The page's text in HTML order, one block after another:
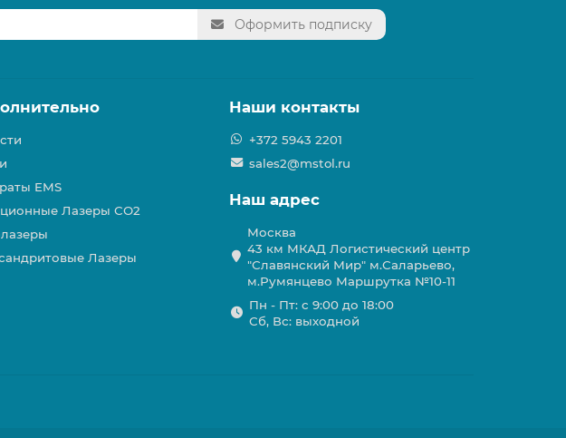
Оформить подписку
EMS
Лазеры СО2
Лазеры
Наши контакты
+372 5943 2201
sales2@mstol.ru
Наш адрес
Москва
43 км МКАД Логистичеcкий центр
"Славянский Мир" м.Саларьево,
м.Румянцево Маршрутка №10-11
Пн - Пт: с 9:00 до 18:00
Сб, Вс: выходной